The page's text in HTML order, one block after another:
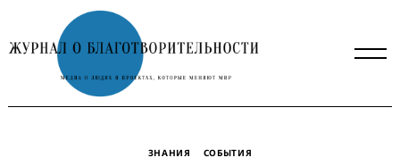
to
content
ЗНАНИЯ СОБЫТИЯ